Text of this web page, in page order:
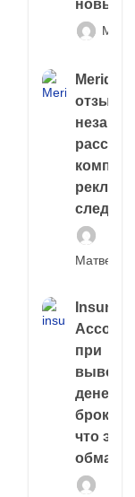
новый
следа
Матвей
Account
при
выводе
денег у
что это,
обман?